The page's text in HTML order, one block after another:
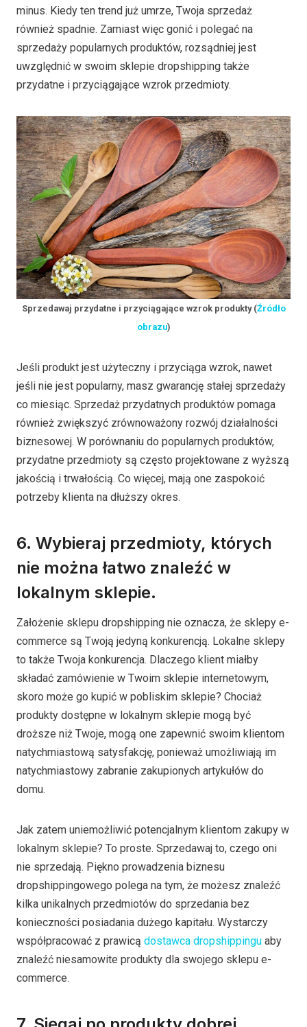
minus. Kiedy ten trend już umrze, Twoja sprzedaż
również spadnie. Zamiast więc gonić i polegać na
sprzedaży popularnych produktów, rozsądniej jest
uwzględnić w swoim sklepie dropshipping także
przydatne i przyciągające wzrok przedmioty.
Sprzedawaj przydatne i przyciągające wzrok produkty (Źródło
obrazu)
Jeśli produkt jest użyteczny i przyciąga wzrok, nawet
jeśli nie jest popularny, masz gwarancję stałej sprzedaży
co miesiąc. Sprzedaż przydatnych produktów pomaga
również zwiększyć zrównoważony rozwój działalności
biznesowej. W porównaniu do popularnych produktów,
przydatne przedmioty są często projektowane z wyższą
jakością i trwałością. Co więcej, mają one zaspokoić
potrzeby klienta na dłuższy okres.
6. Wybieraj przedmioty, których
nie można łatwo znaleźć w
lokalnym sklepie.
Założenie sklepu dropshipping nie oznacza, że sklepy e-
commerce są Twoją jedyną konkurencją. Lokalne sklepy
to także Twoja konkurencja. Dlaczego klient miałby
składać zamówienie w Twoim sklepie internetowym,
skoro może go kupić w pobliskim sklepie? Chociaż
produkty dostępne w lokalnym sklepie mogą być
droższe niż Twoje, mogą one zapewnić swoim klientom
natychmiastową satysfakcję, ponieważ umożliwiają im
natychmiastowy zabranie zakupionych artykułów do
domu.
Jak zatem uniemożliwić potencjalnym klientom zakupy w
lokalnym sklepie? To proste. Sprzedawaj to, czego oni
nie sprzedają. Piękno prowadzenia biznesu
dropshippingowego polega na tym, że możesz znaleźć
kilka unikalnych przedmiotów do sprzedania bez
konieczności posiadania dużego kapitału. Wystarczy
współpracować z prawicą dostawca dropshippingu aby
znaleźć niesamowite produkty dla swojego sklepu e-
commerce.